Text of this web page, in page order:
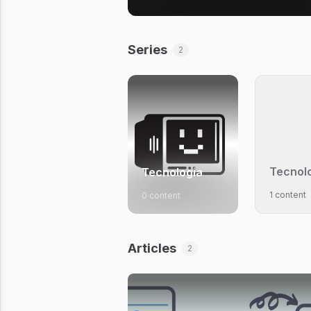
Series 2
Tecnologia
0 content 1 content
Articles 2